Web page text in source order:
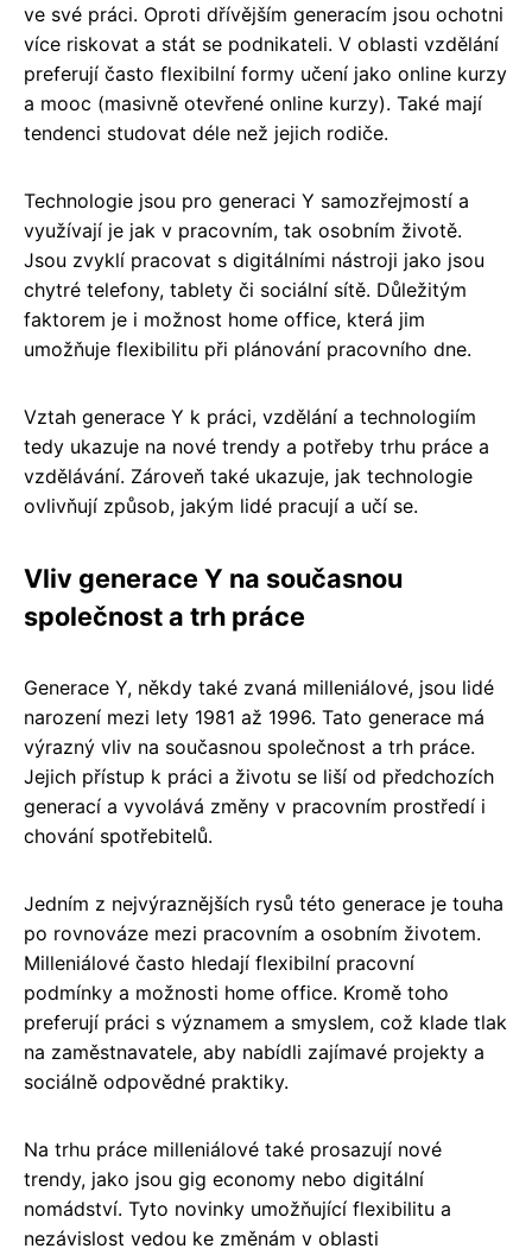
ve své práci. Oproti dřívějším generacím jsou ochotni
více riskovat a stát se podnikateli. V oblasti vzdělání
preferují často flexibilní formy učení jako online kurzy
a mooc (masivně otevřené online kurzy). Také mají
tendenci studovat déle než jejich rodiče.
Technologie jsou pro generaci Y samozřejmostí a
využívají je jak v pracovním, tak osobním životě.
Jsou zvyklí pracovat s digitálními nástroji jako jsou
chytré telefony, tablety či sociální sítě. Důležitým
faktorem je i možnost home office, která jim
umožňuje flexibilitu při plánování pracovního dne.
Vztah generace Y k práci, vzdělání a technologiím
tedy ukazuje na nové trendy a potřeby trhu práce a
vzdělávání. Zároveň také ukazuje, jak technologie
ovlivňují způsob, jakým lidé pracují a učí se.
Vliv generace Y na současnou
společnost a trh práce
Generace Y, někdy také zvaná milleniálové, jsou lidé
narození mezi lety 1981 až 1996. Tato generace má
výrazný vliv na současnou společnost a trh práce.
Jejich přístup k práci a životu se liší od předchozích
generací a vyvolává změny v pracovním prostředí i
chování spotřebitelů.
Jedním z nejvýraznějších rysů této generace je touha
po rovnováze mezi pracovním a osobním životem.
Milleniálové často hledají flexibilní pracovní
podmínky a možnosti home office. Kromě toho
preferují práci s významem a smyslem, což klade tlak
na zaměstnavatele, aby nabídli zajímavé projekty a
sociálně odpovědné praktiky.
Na trhu práce milleniálové také prosazují nové
trendy, jako jsou gig economy nebo digitální
nomádství. Tyto novinky umožňující flexibilitu a
nezávislost vedou ke změnám v oblasti